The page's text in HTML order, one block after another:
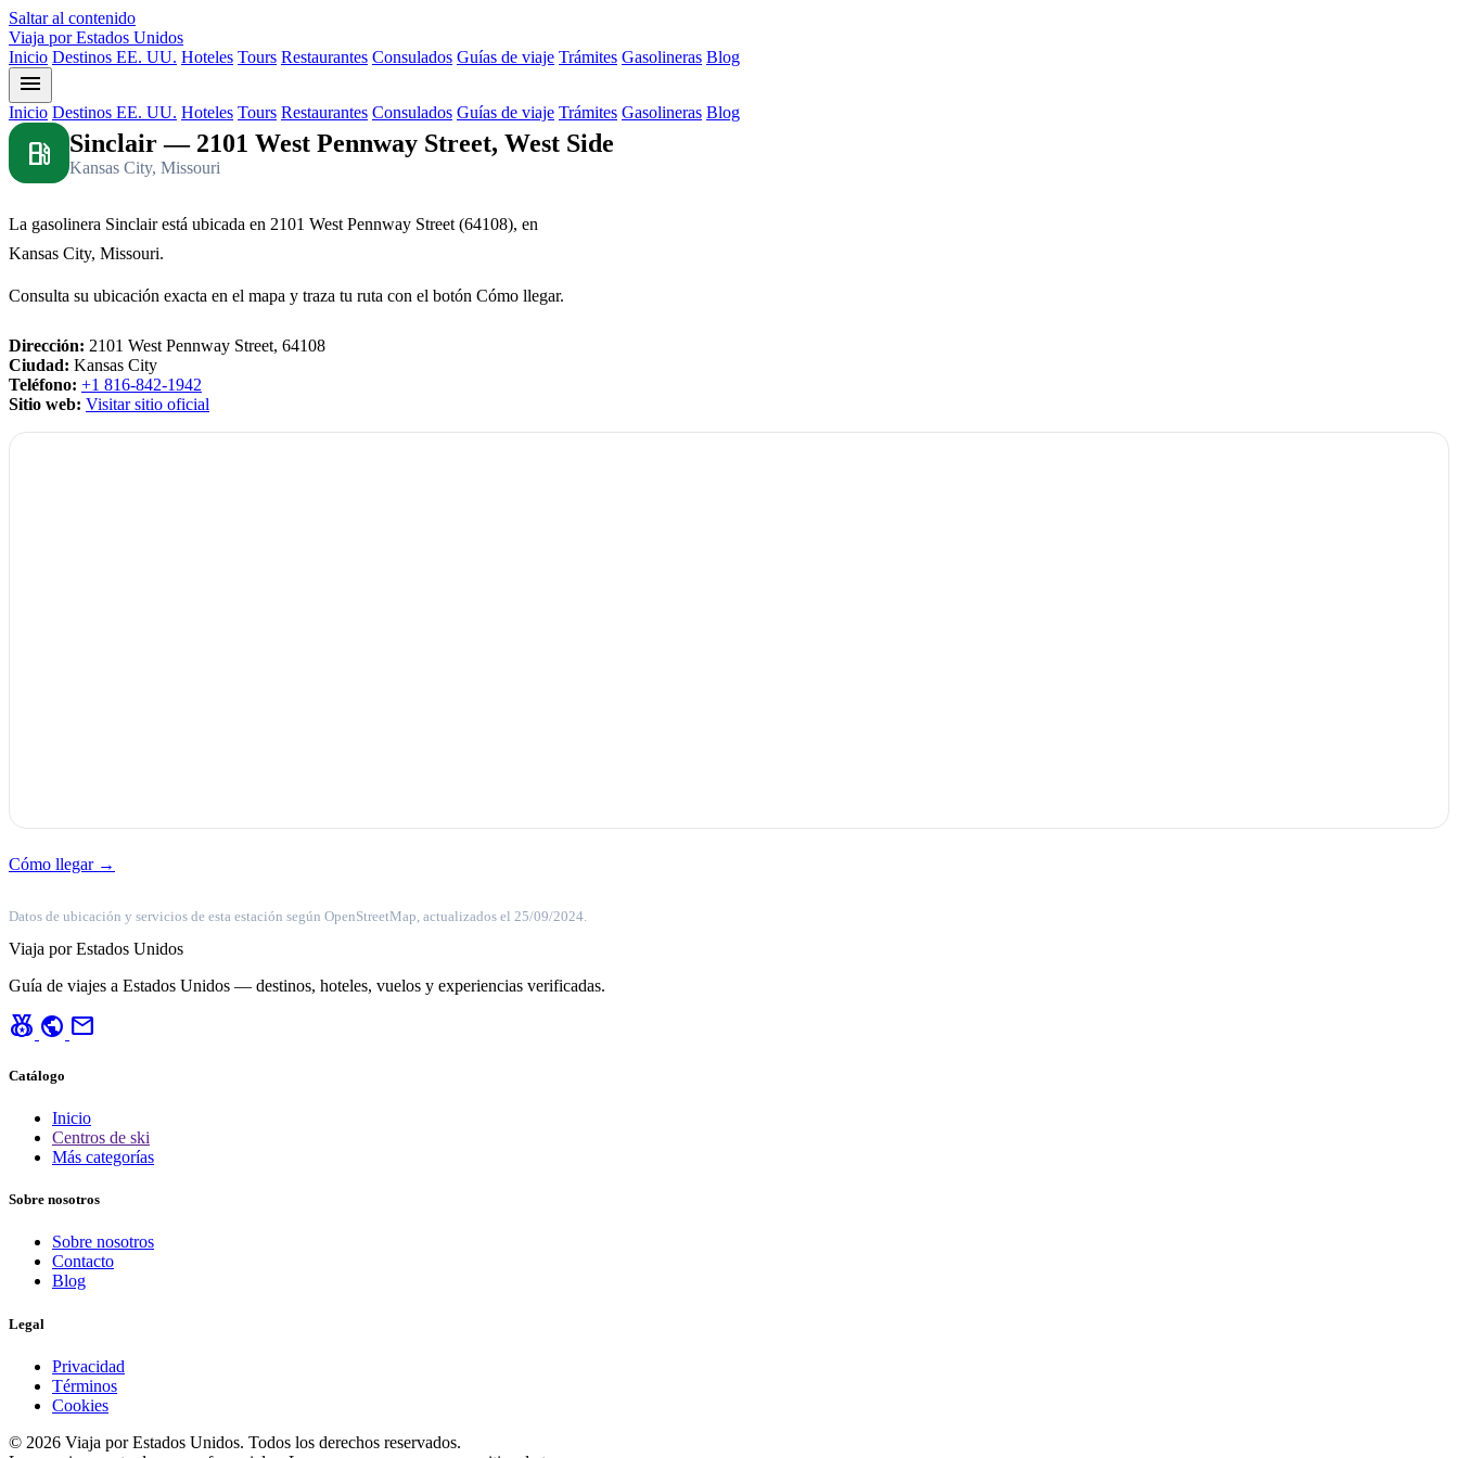
Saltar al contenido
Viaja por Estados Unidos
Inicio Destinos EE. UU. Hoteles Tours Restaurantes Consulados Guías de viaje Trámites Gasolineras Blog
menu
Inicio Destinos EE. UU. Hoteles Tours Restaurantes Consulados Guías de viaje Trámites Gasolineras Blog
local_gas_station Sinclair — 2101 West Pennway Street, West Side
Kansas City, Missouri
La gasolinera Sinclair está ubicada en 2101 West Pennway Street (64108), en
Kansas City, Missouri.
Consulta su ubicación exacta en el mapa y traza tu ruta con el botón Cómo llegar.
Dirección: 2101 West Pennway Street, 64108
Ciudad: Kansas City
Teléfono: +1 816-842-1942
Sitio web: Visitar sitio oficial
Cómo llegar →
Datos de ubicación y servicios de esta estación según OpenStreetMap, actualizados el 25/09/2024.
Viaja por Estados Unidos
Guía de viajes a Estados Unidos — destinos, hoteles, vuelos y experiencias verificadas.
social_leaderboard public mail
Catálogo
Inicio
Centros de ski
Más categorías
Sobre nosotros
Sobre nosotros
Contacto
Blog
Legal
Privacidad
Términos
Cookies
© 2026 Viaja por Estados Unidos. Todos los derechos reservados.